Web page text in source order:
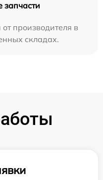
запчасти
производителя в
складах.